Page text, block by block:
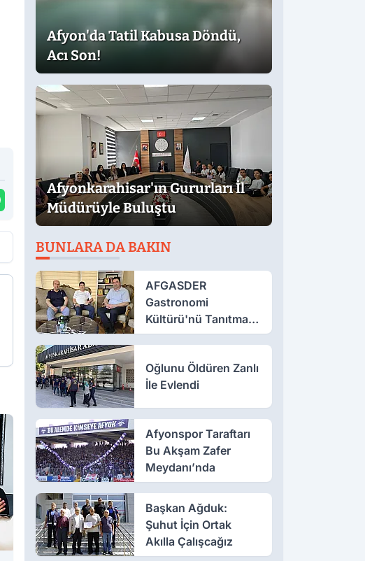
Afyon'da Tatil Kabusa Döndü,
Acı Son!
Afyonkarahisar'ın Gururları İl
Müdürüyle Buluştu
BUNLARA DA BAKIN
AFGASDER
Gastronomi
Kültürü'nü Tanıtmak
İçin Çalışıyor
Oğlunu Öldüren Zanlı
İle Evlendi
Afyonspor Taraftarı
Bu Akşam Zafer
Meydanı’nda
Başkan Ağduk:
Şuhut İçin Ortak
Akılla Çalışcağız